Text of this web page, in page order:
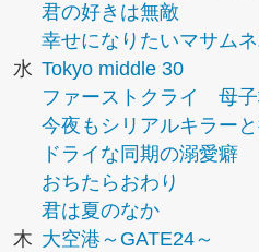
君の好きは無敵
幸せになりたいマサム
水 Tokyo middle 30
ファーストクライ 母
今夜もシリアルキラー
ドライな同期の溺愛癖
おちたらおわり
君は夏のなか
木 大空港～GATE24～